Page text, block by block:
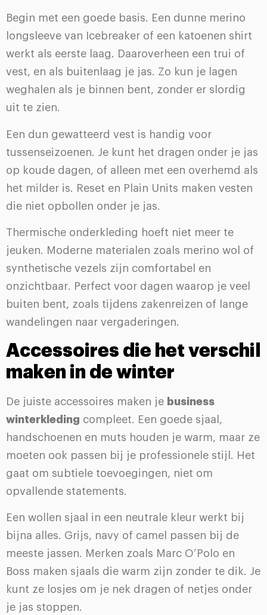
Begin met een goede basis. Een dunne merino
longsleeve van Icebreaker of een katoenen shirt
werkt als eerste laag. Daaroverheen een trui of
vest, en als buitenlaag je jas. Zo kun je lagen
weghalen als je binnen bent, zonder er slordig
uit te zien.
Een dun gewatteerd vest is handig voor
tussenseizoenen. Je kunt het dragen onder je jas
op koude dagen, of alleen met een overhemd als
het milder is. Reset en Plain Units maken vesten
die niet opbollen onder je jas.
Thermische onderkleding hoeft niet meer te
jeuken. Moderne materialen zoals merino wol of
synthetische vezels zijn comfortabel en
onzichtbaar. Perfect voor dagen waarop je veel
buiten bent, zoals tijdens zakenreizen of lange
wandelingen naar vergaderingen.
Accessoires die het verschil
maken in de winter
De juiste accessoires maken je business
winterkleding compleet. Een goede sjaal,
handschoenen en muts houden je warm, maar ze
moeten ook passen bij je professionele stijl. Het
gaat om subtiele toevoegingen, niet om
opvallende statements.
Een wollen sjaal in een neutrale kleur werkt bij
bijna alles. Grijs, navy of camel passen bij de
meeste jassen. Merken zoals Marc O’Polo en
Boss maken sjaals die warm zijn zonder te dik. Je
kunt ze losjes om je nek dragen of netjes onder
je jas stoppen.